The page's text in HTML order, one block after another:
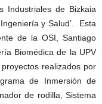
Industriales de Bizkaia
y Salud’. Esta
de la OSI, Santiago
Biomédica de la UPV
realizados por
de Inmersión de
de rodilla, Sistema